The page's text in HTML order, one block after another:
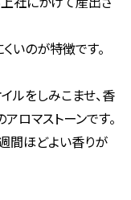
いのが特徴です。
ルをしみこませ、香
ロマストーンです。
間ほどよい香りが